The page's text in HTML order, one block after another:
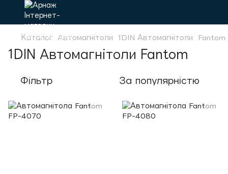
Каталог Автомагнітоли 1DIN Автомагнітоли Fantom
1DIN Автомагнітоли Fantom
Фільтр За популярністю